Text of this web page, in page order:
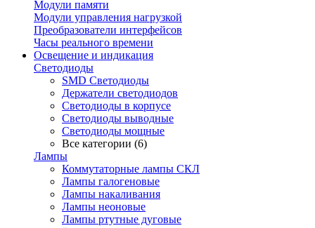
Модули памяти
Модули управления нагрузкой
Преобразователи интерфейсов
Часы реального времени
Освещение и индикация
Светодиоды
SMD Светодиоды
Держатели светодиодов
Светодиоды в корпусе
Светодиоды выводные
Светодиоды мощные
Все категории (6)
Лампы
Коммутаторные лампы СКЛ
Лампы галогеновые
Лампы накаливания
Лампы неоновые
Лампы ртутные дуговые